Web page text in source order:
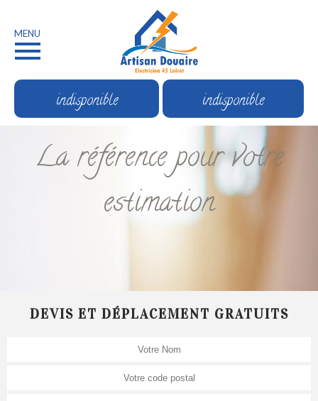
MENU
indisponible indisponible
La référence pour votre
estimation
DEVIS ET DÉPLACEMENT GRATUITS